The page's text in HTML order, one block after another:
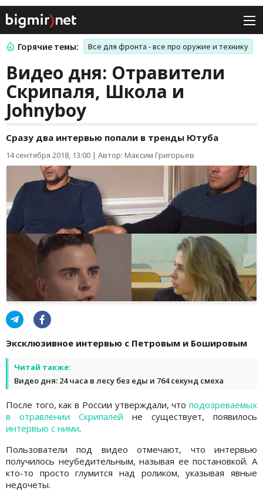
Горячие темы: Все для фронта - все про оружие и технику
Видео дня: Отравители
Скрипаля, Школа и
Johnyboy
Сразу два интервью попали в тренды Ютуба
14 сентября 2018, 13:00 | Автор: Максим Григорьев
Эксклюзивное интервью с Петровым и Бошировым
Читай также:
Видео дня: 24 часа в лесу без еды и 764 секунд смеха
После того, как в России утверждали, что подозреваемых
в отравлении Скрипалей не существует, появилось
интервью с ними.
Пользователи под видео отмечают, что интервью
получилось неубедительным, называя ее постановкой. А
кто-то просто глумится над роликом, указывая явные
недочеты.